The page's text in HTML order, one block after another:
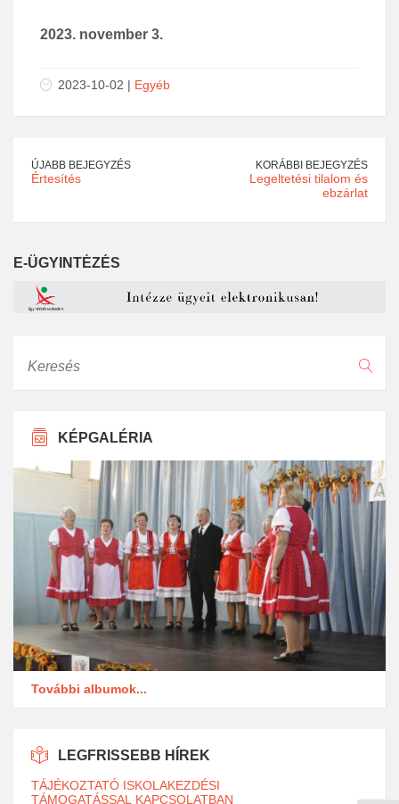
2023. november 3.
2023-10-02 | Egyéb
ÚJABB BEJEGYZÉS
Értesítés
KORÁBBI BEJEGYZÉS
Legeltetési tilalom és
ebzárlat
E-ÜGYINTÉZÉS
KÉPGALÉRIA
További albumok...
LEGFRISSEBB HÍREK
TÁJÉKOZTATÓ ISKOLAKEZDÉSI
TÁMOGATÁSSAL KAPCSOLATBAN